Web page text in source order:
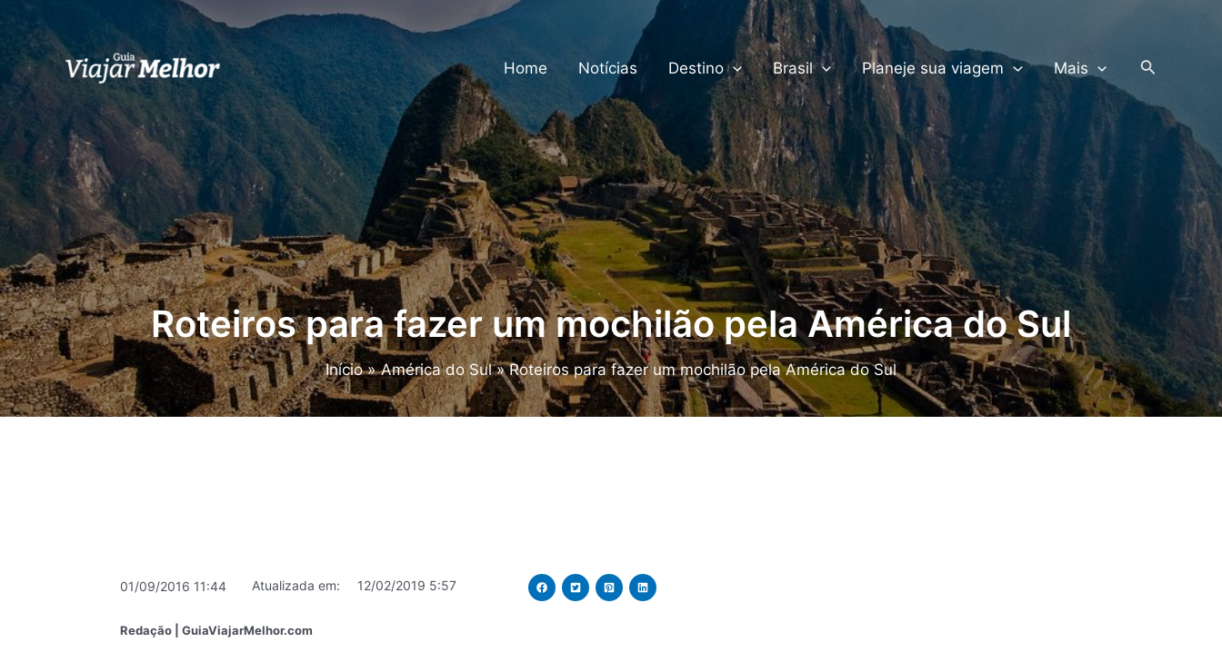
para
conteúdo
Home Notícias Destino Brasil Planeje sua viagem Mais Pesquisar
Roteiros para fazer um mochilão pela América do Sul
Início América do Sul Roteiros para fazer um mochilão pela América do Sul
01/09/2016 11:44 Atualizada em: 12/02/2019 5:57
Redação | GuiaViajarMelhor.com